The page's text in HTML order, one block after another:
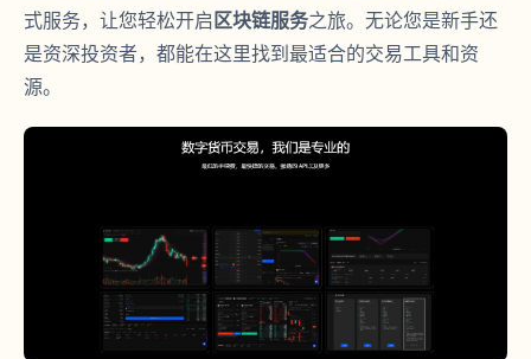
式服务，让您轻松开启区块链服务之旅。无论您是新手还
是资深投资者，都能在这里找到最适合的交易工具和资
源。